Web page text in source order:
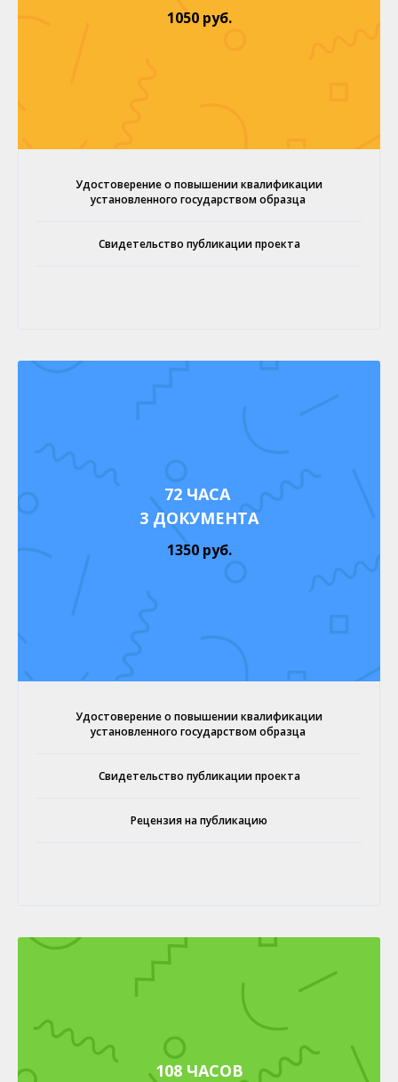
1050 руб.
Удостоверение о повышении квалификации
установленного государством образца
Свидетельство публикации проекта
72 ЧАСА
3 ДОКУМЕНТА
1350 руб.
Удостоверение о повышении квалификации
установленного государством образца
Свидетельство публикации проекта
Рецензия на публикацию
108 ЧАСОВ